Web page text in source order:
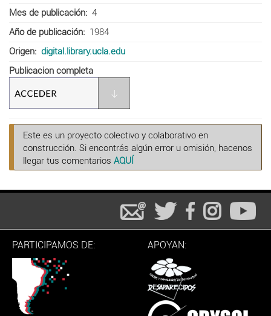
Mes de publicación
4
Año de publicación
1984
Origen
digital.library.ucla.edu
Publicacion completa
Este es un proyecto colectivo y colaborativo en
construcción. Si encontrás algún error u omisión, hacenos
llegar tus comentarios AQUÍ
PARTICIPAMOS DE: APOYAN: